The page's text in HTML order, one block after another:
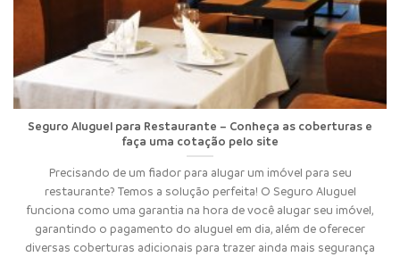
Seguro Aluguel para Restaurante – Conheça as coberturas e
faça uma cotação pelo site
Precisando de um fiador para alugar um imóvel para seu
restaurante? Temos a solução perfeita! O Seguro Aluguel
funciona como uma garantia na hora de você alugar seu imóvel,
garantindo o pagamento do aluguel em dia, além de oferecer
diversas coberturas adicionais para trazer ainda mais segurança